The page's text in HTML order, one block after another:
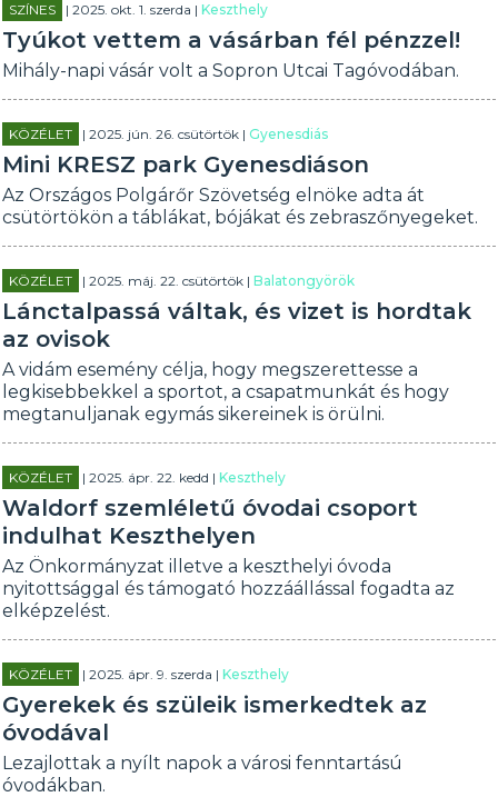
SZÍNES | 2025. okt. 1. szerda |Keszthely
Tyúkot vettem a vásárban fél pénzzel!
Mihály-napi vásár volt a Sopron Utcai Tagóvodában.
KÖZÉLET | 2025. jún. 26. csütörtök |Gyenesdiás
Mini KRESZ park Gyenesdiáson
Az Országos Polgárőr Szövetség elnöke adta át
csütörtökön a táblákat, bójákat és zebraszőnyegeket.
KÖZÉLET | 2025. máj. 22. csütörtök |Balatongyörök
Lánctalpassá váltak, és vizet is hordtak
az ovisok
A vidám esemény célja, hogy megszerettesse a
legkisebbekkel a sportot, a csapatmunkát és hogy
megtanuljanak egymás sikereinek is örülni.
KÖZÉLET | 2025. ápr. 22. kedd |Keszthely
Waldorf szemléletű óvodai csoport
indulhat Keszthelyen
Az Önkormányzat illetve a keszthelyi óvoda
nyitottsággal és támogató hozzáállással fogadta az
elképzelést.
KÖZÉLET | 2025. ápr. 9. szerda |Keszthely
Gyerekek és szüleik ismerkedtek az
óvodával
Lezajlottak a nyílt napok a városi fenntartású
óvodákban.